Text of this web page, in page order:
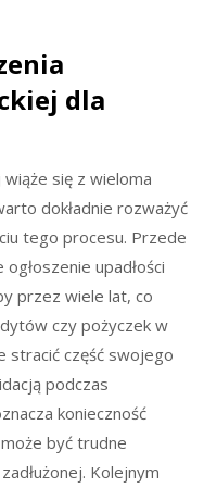
dla
wiąże się z wieloma
dokładnie rozważyć
tego procesu. Przede
upadłości
przez wiele lat, co
czy pożyczek w
stracić część swojego
podczas
konieczność
być trudne
Kolejnym